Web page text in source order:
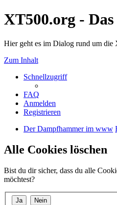
XT500.org -
Hier geht es im Dialog rund um die
Zum Inhalt
Schnellzugriff
FAQ
Anmelden
Registrieren
Der Dampfhammer im www
Alle Cookies löschen
Bist du dir sicher, dass du alle
möchtest?